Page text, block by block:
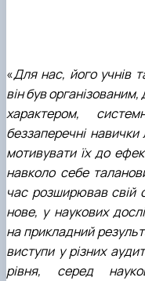
«Для нас, його учнів
він був
характером,
беззаперечні
мотивувати їх до
навколо себе
час розширював свій
нове, у наукових
на прикладний
виступи у різних
рівня, серед